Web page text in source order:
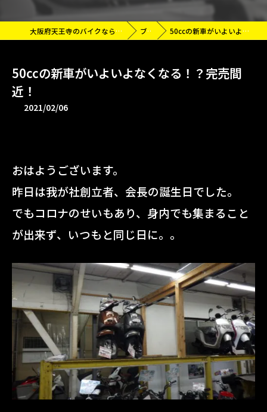
大阪府天王寺のバイクなら有限会社タイガーオート ブログ 50ccの新車がいよいよなくなる！？完売間近！
50ccの新車がいよいよなくなる！？完売間
近！
2021/02/06
おはようございます。
昨日は我が社創立者、会長の誕生日でした。
でもコロナのせいもあり、身内でも集まること
が出来ず、いつもと同じ日に。。